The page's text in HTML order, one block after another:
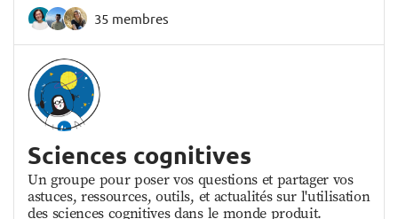
35 membres
Sciences cognitives
Un groupe pour poser vos questions et partager vos
astuces, ressources, outils, et actualités sur l'utilisation
des sciences cognitives dans le monde produit.